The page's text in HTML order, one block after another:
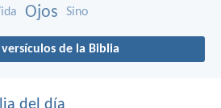
Ojos Sino
versículos de la Biblia